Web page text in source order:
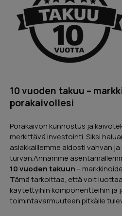
10 vuoden takuu –
porakaivollesi
Porakaivon kunnostus ja
merkittävä investointi. Siksi
asiakkaillemme aidosti vahvan
turvan.Annamme
10 vuoden takuun –
Tämä tarkoittaa, että voit
käytettyihin komponentteihin ja
toimintavarmuuteen pitkälle